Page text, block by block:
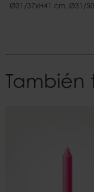
Ø31/37xH41 cm, Ø31/